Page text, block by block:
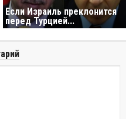
Если Израиль преклонится
перед Турцией...